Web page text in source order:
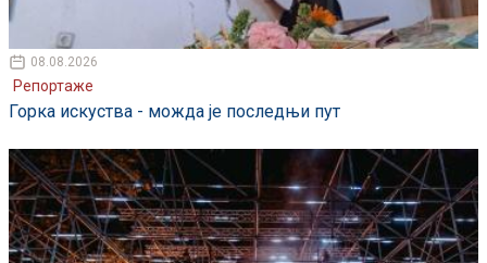
08.08.2026
Репортаже
Горка искуства - можда је последњи пут